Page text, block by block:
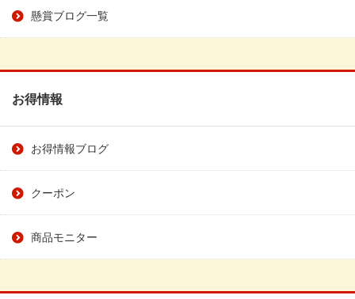
懸賞ブログ一覧
お得情報
お得情報ブログ
クーポン
商品モニター